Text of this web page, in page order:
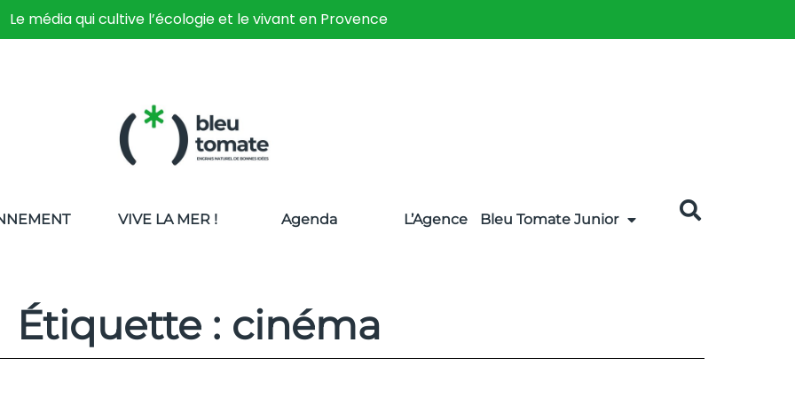
Le média qui cultive l’écologie et le vivant en Provence
VIVE LA MER ! Agenda L’Agence Bleu Tomate Junior
Étiquette : cinéma